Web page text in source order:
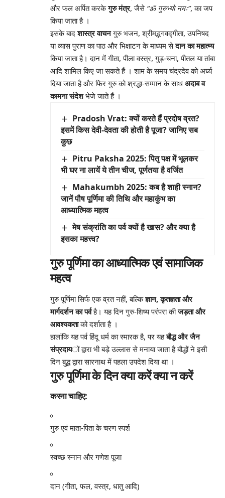
और फल अर्पित करकेगुरु मंत्र, जैसे “ॐ गुरुभ्यो नमः”, का जप
किया जाता है।
इसके बादशास्त्र वाचनगुरु भजन, श्रीमद्भगवद्गीता, उपनिषद
या व्यास पुराण का पाठ और भिक्षाटन के माध्यम सेदान का महात्म्य
किया जाता है। दान में गीता, पीला वस्त्र, गुड़-चना, पीतल या तांबा
आदि शामिल किए जा सकते हैं । शाम के समय चंद्रदेव को अर्घ्य
दिया जाता है और फिर गुरु को श्रद्धा-सम्मान के साथ अदाब व
कामना संदेशभेजे जाते हैं।
Pradosh Vrat: क्यों करते हैं प्रदोष व्रत?
इसमें किस देवी-देवता की होती है पूजा? जानिए सब
कुछ
Pitru Paksha 2025: पितृ पक्ष में भूलकर
भी घर ना लायें ये तीन चीज, पूर्णतया है वर्जित
Mahakumbh 2025: कब है शाही स्नान?
जानें पौष पूर्णिमा की तिथि और महाकुंभ का
आध्यात्मिक महत्व
मेष संक्रांति का पर्व क्यों है खास? और क्या है
इसका महत्त्व?
गुरु पूर्णिमा काआध्यात्मिक एवं सामाजिक
महत्व
गुरु पूर्णिमा सिर्फ एक व्रत नहीं, बल्किज्ञान, कृतज्ञता और
मार्गदर्शन का पर्वहै। यह दिन गुरु-शिष्य परंपरा कीजड़ता और
आवश्यकताको दर्शाता है।
हालांकि यह पर्व हिंदू धर्म का स्मारक है, पर यहबौद्ध और जैन
संप्रदायों द्वारा भी बड़े उल्लास से मनाया जाता है बौद्धों ने इसी
दिन बुद्ध द्वारा सारनाथ में पहला उपदेश दिया था।
गुरु पूर्णिमा के दिनक्या करें क्या न करें
करना चाहिए:
गुरु एवं माता-पिता के चरण स्पर्श
स्वच्छ स्नान और गणेश पूजा
दान (गीता, फल, वस्त्र, धातु आदि)